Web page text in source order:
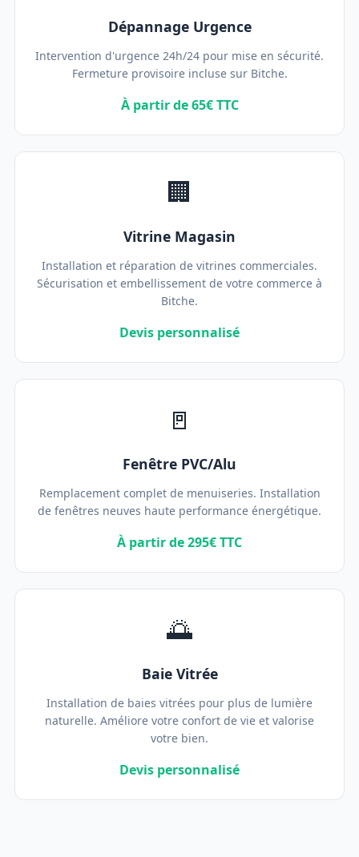
Dépannage Urgence
Intervention d'urgence 24h/24 pour mise en sécurité.
Fermeture provisoire incluse sur Bitche.
À partir de 65€ TTC
🏢
Vitrine Magasin
Installation et réparation de vitrines commerciales.
Sécurisation et embellissement de votre commerce à
Bitche.
Devis personnalisé
🚪
Fenêtre PVC/Alu
Remplacement complet de menuiseries. Installation
de fenêtres neuves haute performance énergétique.
À partir de 295€ TTC
🌅
Baie Vitrée
Installation de baies vitrées pour plus de lumière
naturelle. Améliore votre confort de vie et valorise
votre bien.
Devis personnalisé